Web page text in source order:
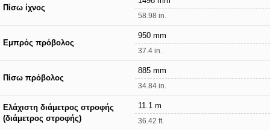
Πίσω ίχνος
58.98 in.
Εμπρός πρόβολος
950 mm
37.4 in.
Πίσω πρόβολος
885 mm
34.84 in.
Ελάχιστη διάμετρος στροφής
(διάμετρος στροφής)
11.1 m
36.42 ft.